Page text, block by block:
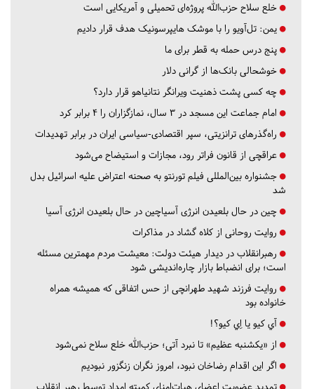
خلع سلاح حزب‌الله پروژه‌ای تحمیلی و آمریکایی است
یمن: تل‌آویو را با موشک هایپرسونیک هدف قرار دادیم
پنج درس‌ حمله به قطر برای ما
خوشحالی بانک‌ها از گرانی دلار
چه کسی پشت ذهنیت ویرانگر نتانیاهو قرار دارد؟
امام جماعت این مسجد در ۳ سال، نمازگزاران را ۴ برابر کرد
راه‌گذرهای ترانزیتی، سپر اقتصادی-سیاسی ایران در برابر تهدیدات
عراقچی از قانون فراتر رود، مجازات و استیضاح می‌شود
جشنواره بین‌المللی فیلم تورنتو به صحنه اعتراض علیه اسرائیل بدل
شد
چین در حال بلعیدن انرژی آسیاچین در حال بلعیدن انرژی آسیا
روایت روحانی از کلاه گشاد در مذاکرات
رهبرانقلاب در دیدار هیئت دولت: معیشت مردم مهمترین مسئله
است؛ برای انضباط بازار چاره‌اندیشی شود
روایت فرزند شهید طهرانچی از حس اتفاقی که همیشه همراه
خانواده بود
آي كيو يا اِي كيو؟!
از «یکشنبه عظیم» تا نبرد آتی؛ حزب‌الله خلع سلاح نمی‌شود
اگر این اقدام رضاخان نبود، امروز نگران زنگزور نبودیم